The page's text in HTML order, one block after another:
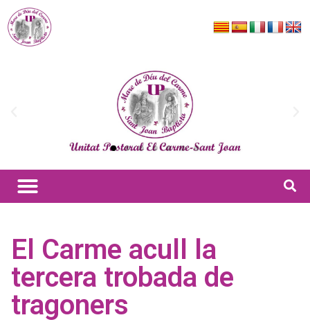
El Carme acull la
tercera trobada de
tragoners